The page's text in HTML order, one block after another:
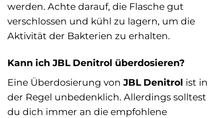
werden. Achte darauf, die Flasche gut
verschlossen und kühl zu lagern, um die
Aktivität der Bakterien zu erhalten.
Kann ich JBL Denitrol überdosieren?
Eine Überdosierung vonJBL Denitrol ist in
der Regel unbedenklich. Allerdings solltest
du dich immer an die empfohlene